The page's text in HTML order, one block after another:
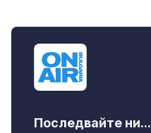
Последвайте ни...